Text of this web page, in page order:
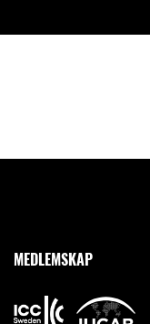
MEDLEMSKAP